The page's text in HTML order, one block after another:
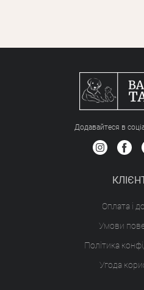
Додавайтеся в
Оплата і
Умови
Політика
Угода